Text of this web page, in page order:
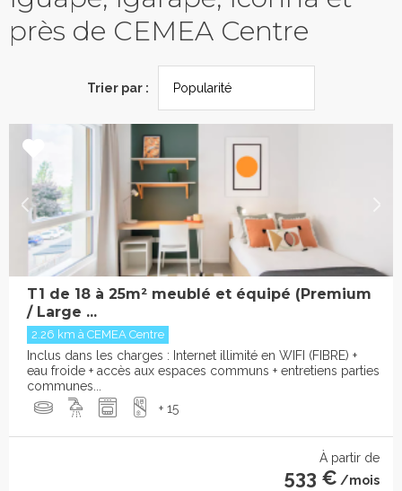
près de CEMEA Centre
Trier par :
T1 de 18 à 25m² meublé et équipé (Premium
/ Large ...
2.26 km à CEMEA Centre
Inclus dans les charges : Internet illimité en WIFI (FIBRE) +
eau froide + accès aux espaces communs + entretiens parties
communes...
+ 15
À partir de
533 € /mois